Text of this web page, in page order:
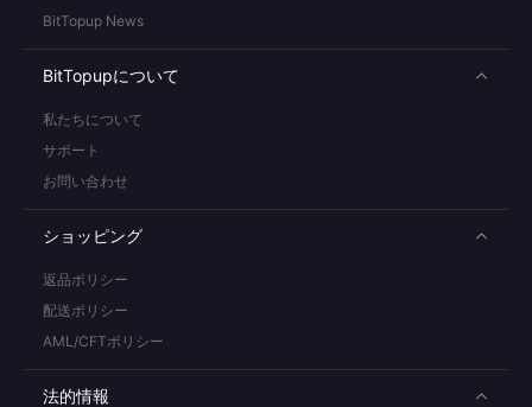
BitTopup News
BitTopupについて
私たちについて
サポート
お問い合わせ
ショッピング
返品ポリシー
配送ポリシー
AML/CFTポリシー
法的情報